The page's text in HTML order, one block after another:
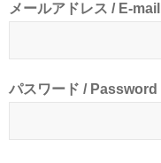
メールアドレス / E-mail
パスワード / Password